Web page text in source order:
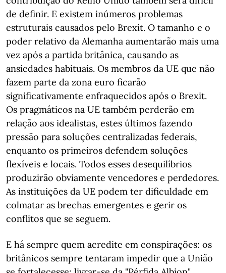
de definir. E existem inúmeros problemas
estruturais causados ​​pelo Brexit. O tamanho e o
poder relativo da Alemanha aumentarão mais uma
vez após a partida britânica, causando as
ansiedades habituais. Os membros da UE que não
fazem parte da zona euro ficarão
significativamente enfraquecidos após o Brexit.
Os pragmáticos na UE também perderão em
relação aos idealistas, estes últimos fazendo
pressão para soluções centralizadas federais,
enquanto os primeiros defendem soluções
flexíveis e locais. Todos esses desequilíbrios
produzirão obviamente vencedores e perdedores.
As instituições da UE podem ter dificuldade em
colmatar as brechas emergentes e gerir os
conflitos que se seguem.
E há sempre quem acredite em conspirações: os
britânicos sempre tentaram impedir que a União